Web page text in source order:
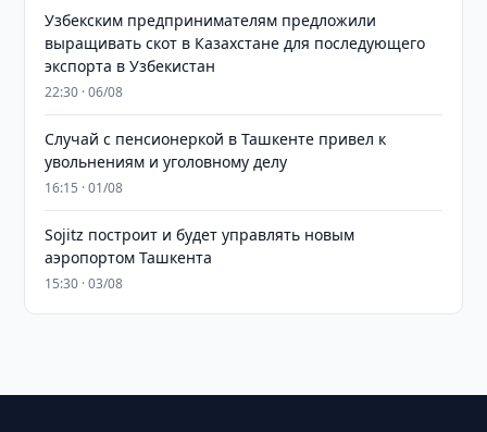
Узбекским предпринимателям предложили
выращивать скот в Казахстане для последующего
экспорта в Узбекистан
22:30 · 06/08
Случай с пенсионеркой в Ташкенте привел к
увольнениям и уголовному делу
16:15 · 01/08
Sojitz построит и будет управлять новым
аэропортом Ташкента
15:30 · 03/08